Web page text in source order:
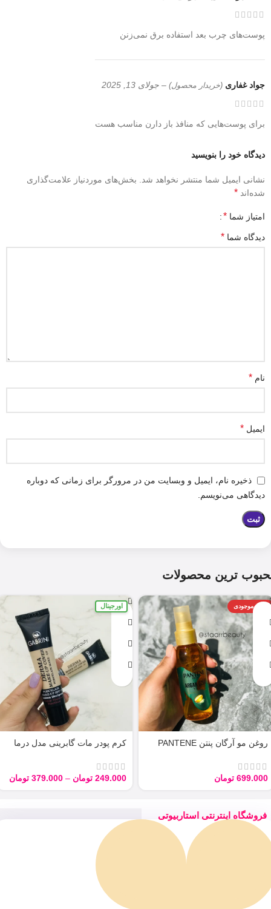
پوست‌های چرب بعد استفاده برق نمی‌زنن
جواد غفاری (خریدار محصول) – جولای 13, 2025
برای پوست‌هایی که منافذ باز دارن مناسب هست
دیدگاه خود را بنویسید
نشانی ایمیل شما منتشر نخواهد شد.
بخش‌های موردنیاز علامت‌گذاری
شده‌اند *
امتیاز شما *
دیدگاه شما *
نام *
ایمیل *
ذخیره نام، ایمیل و وبسایت من در مرورگر برای زمانی که دوباره
دیدگاهی می‌نویسم.
ترین محصولات
اتمام موجودی
روغن مو آرگان پنتن PANTENE
699.000 تومان
اورجینال
کرم پودر مات گابرینی مدل درما
249.000 تومان –
379.000 تومان
فروشگاه اینترنتی استاربیوتی